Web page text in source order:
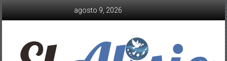
agosto 9, 2026